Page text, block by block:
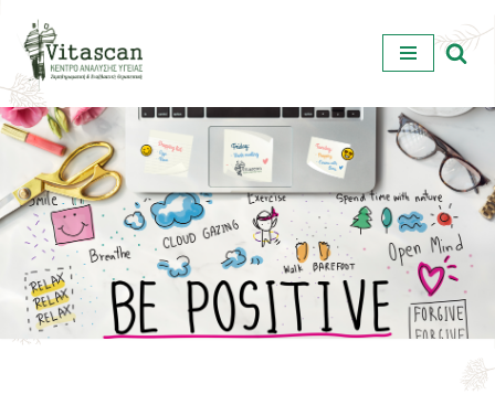
Μεταπηδήστε
στο
περιεχόμενο